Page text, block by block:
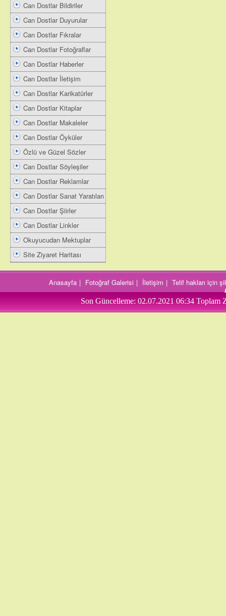
Can Dostlar Bildiriler
Can Dostlar Duyurular
Can Dostlar Fıkralar
Can Dostlar Fotoğraflar
Can Dostlar Haberler
Can Dostlar İletişim
Can Dostlar Karikatürler
Can Dostlar Kitaplar
Can Dostlar Makaleler
Can Dostlar Öyküler
Özlü ve Güzel Sözler
Can Dostlar Söyleşiler
Can Dostlar Reklamlar
Can Dostlar Sanat Yaratıları
Can Dostlar Şiirler
Can Dostlar Linkler
Okuyucudan Mektuplar
Site Ziyaret Haritası
Anasayfa | Fotoğraf Galerisi | İletişim | Telif hakları için
Son Güncelleme: 02.07.2021 06:34 Toplam